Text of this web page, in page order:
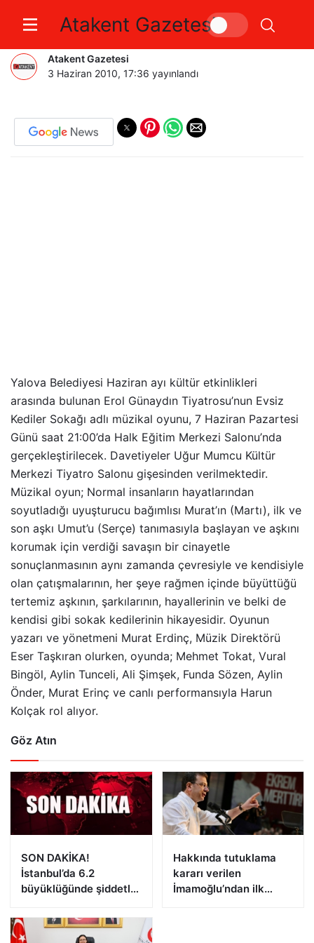
Atakent Gazetesi
EVSİZ KEDİLER SAHNELENECEK
Atakent Gazetesi
3 Haziran 2010, 17:36 yayınlandı
Yalova Belediyesi Haziran ayı kültür etkinlikleri
arasında bulunan Erol Günaydın Tiyatrosu’nun Evsiz
Kediler Sokağı adlı müzikal oyunu, 7 Haziran Pazartesi
Günü saat 21:00’da Halk Eğitim Merkezi Salonu’nda
gerçekleştirilecek. Davetiyeler Uğur Mumcu Kültür
Merkezi Tiyatro Salonu gişesinden verilmektedir.
Müzikal oyun; Normal insanların hayatlarından
soyutladığı uyuşturucu bağımlısı Murat’ın (Martı), ilk ve
son aşkı Umut’u (Serçe) tanımasıyla başlayan ve aşkını
korumak için verdiği savaşın bir cinayetle
sonuçlanmasının aynı zamanda çevresiyle ve kendisiyle
olan çatışmalarının, her şeye rağmen içinde büyüttüğü
tertemiz aşkının, şarkılarının, hayallerinin ve belki de
kendisi gibi sokak kedilerinin hikayesidir. Oyunun
yazarı ve yönetmeni Murat Erdinç, Müzik Direktörü
Eser Taşkıran olurken, oyunda; Mehmet Tokat, Vural
Bingöl, Aylin Tunceli, Ali Şimşek, Funda Sözen, Aylin
Önder, Murat Erinç ve canlı performansıyla Harun
Kolçak rol alıyor.
Göz Atın
SON DAKİKA!
İstanbul’da 6.2
büyüklüğünde şiddetli
Hakkında tutuklama
kararı verilen
İmamoğlu’ndan ilk